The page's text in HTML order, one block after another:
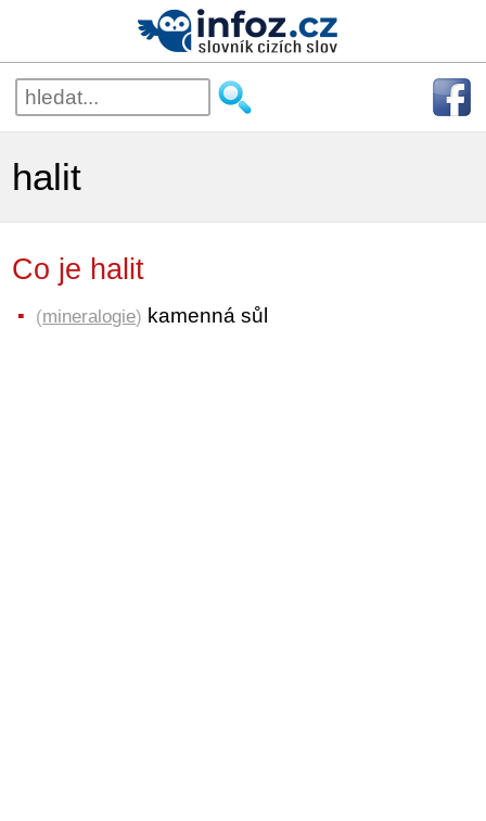
halit
Co je halit
(mineralogie) kamenná sůl